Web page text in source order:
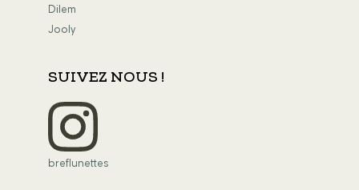
SUIVEZ NOUS !
breflunettes
Dilem
Jooly